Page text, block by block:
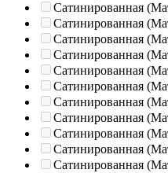
Сатинированная
Сатинированная
Сатинированная
Сатинированная
Сатинированная
Сатинированная
Сатинированная
Сатинированная
Сатинированная
Сатинированная
Сатинированная